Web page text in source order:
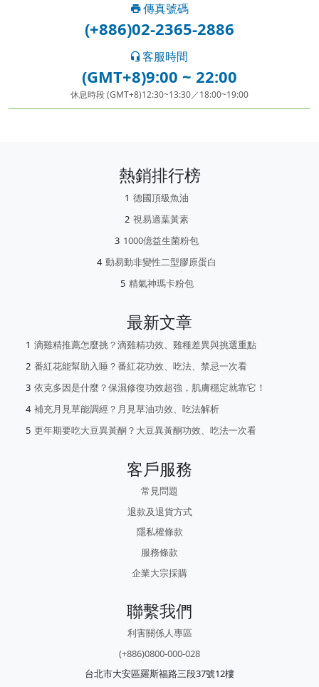
傳真號碼
(+886)02-2365-2886
客服時間
(GMT+8)9:00 ~ 22:00
休息時段 (GMT+8)12:30~13:30／18:00~19:00
熱銷排行榜
德國頂級魚油
視易適葉黃素
1000億益生菌粉包
動易動非變性二型膠原蛋白
精氣神瑪卡粉包
最新文章
滴雞精推薦怎麼挑？滴雞精功效、雞種差異與挑選重點
番紅花能幫助入睡？番紅花功效、吃法、禁忌一次看
依克多因是什麼？保濕修復功效超強，肌膚穩定就靠它！
補充月見草能調經？月見草油功效、吃法解析
更年期要吃大豆異黃酮？大豆異黃酮功效、吃法一次看
客戶服務
常見問題
退款及退貨方式
隱私權條款
服務條款
企業大宗採購
聯繫我們
利害關係人專區
(+886)0800-000-028
台北市大安區羅斯福路三段37號12樓